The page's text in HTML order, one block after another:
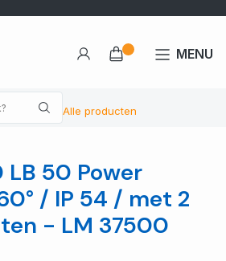
Alle producten
MENU
LB 50 Power
/ IP 54 / met 2
- LM 37500